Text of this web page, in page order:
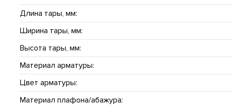
Длина тары, мм:
Ширина тары, мм:
Высота тары, мм:
Материал арматуры:
Цвет арматуры:
Материал плафона/абажура: